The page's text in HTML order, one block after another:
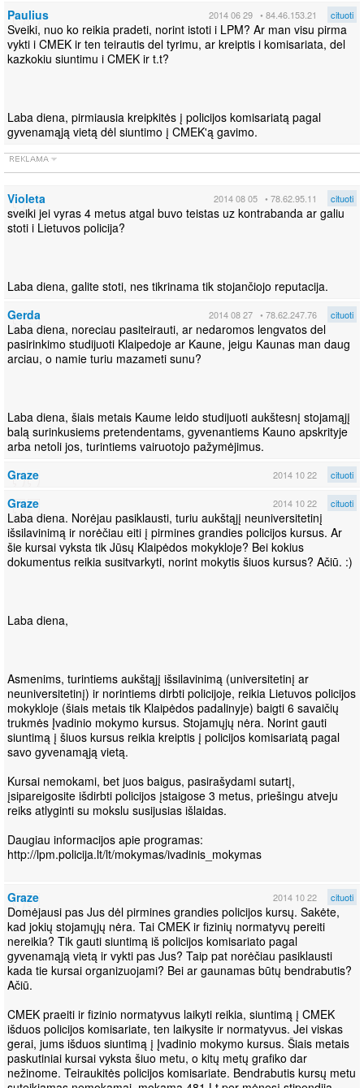
Paulius
2014 06 29 • 84.46.153.21 cituoti
Sveiki, nuo ko reikia pradeti, norint istoti i LPM? Ar man visu pirma
vykti i CMEK ir ten teirautis del tyrimu, ar kreiptis i komisariata, del
kazkokiu siuntimu i CMEK ir t.t?
Laba diena, pirmiausia kreipkitės į policijos komisariatą pagal
gyvenamąją vietą dėl siuntimo į CMEK'ą gavimo.
Violeta 2014 08 05 • 78.62.95.11 cituoti
sveiki jei vyras 4 metus atgal buvo teistas uz kontrabanda ar galiu
stoti i Lietuvos policija?
Laba diena, galite stoti, nes tikrinama tik stojančiojo reputacija.
Gerda
2014 08 27 • 78.62.247.76 cituoti
Laba diena, noreciau pasiteirauti, ar nedaromos lengvatos del
pasirinkimo studijuoti Klaipedoje ar Kaune, jeigu Kaunas man daug
arciau, o namie turiu mazameti sunu?
Laba diena, šiais metais Kaume leido studijuoti aukštesnį stojamąjį
balą surinkusiems pretendentams, gyvenantiems Kauno apskrityje
arba netoli jos, turintiems vairuotojo pažymėjimus.
Graze
2014 10 22 cituoti
Graze 2014 10 22 cituoti
Laba diena. Norėjau pasiklausti, turiu aukštąjį neuniversitetinį
išsilavinimą ir norėčiau eiti į pirmines grandies policijos kursus. Ar
šie kursai vyksta tik Jūsų Klaipėdos mokykloje? Bei kokius
dokumentus reikia susitvarkyti, norint mokytis šiuos kursus? Ačiū. :)
Laba diena,
Asmenims, turintiems aukštąjį išsilavinimą (universitetinį ar
neuniversitetinį) ir norintiems dirbti policijoje, reikia Lietuvos policijos
mokykloje (šiais metais tik Klaipėdos padalinyje) baigti 6 savaičių
trukmės Įvadinio mokymo kursus. Stojamųjų nėra. Norint gauti
siuntimą į šiuos kursus reikia kreiptis į policijos komisariatą pagal
savo gyvenamąją vietą.
Kursai nemokami, bet juos baigus, pasirašydami sutartį,
įsipareigosite išdirbti policijos įstaigose 3 metus, priešingu atveju
reiks atlyginti su mokslu susijusias išlaidas.
Daugiau informacijos apie programas:
http://lpm.policija.lt/lt/mokymas/ivadinis_mokymas
Graze 2014 10 22 cituoti
Domėjausi pas Jus dėl pirmines grandies policijos kursų. Sakėte,
kad jokių stojamųjų nėra. Tai CMEK ir fizinių normatyvų pereiti
nereikia? Tik gauti siuntimą iš policijos komisariato pagal
gyvenamąją vietą ir vykti pas Jus? Taip pat norėčiau pasiklausti
kada tie kursai organizuojami? Bei ar gaunamas būtų bendrabutis?
Ačiū.
CMEK praeiti ir fizinio normatyvus laikyti reikia, siuntimą į CMEK
išduos policijos komisariate, ten laikysite ir normatyvus. Jei viskas
gerai, jums išduos siuntimą į Įvadinio mokymo kursus. Šiais metais
paskutiniai kursai vyksta šiuo metu, o kitų metų grafiko dar
nežinome. Teiraukitės policijos komisariate. Bendrabutis kursų metu